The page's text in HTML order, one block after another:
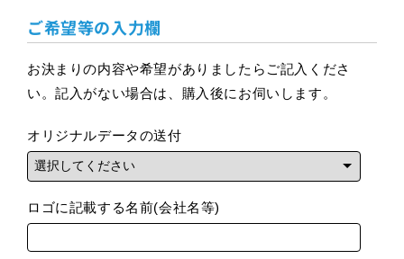
価
格
ご希望等の入力欄
お決まりの内容や希望がありましたらご記入くださ
い。記入がない場合は、購入後にお伺いします。
オリジナルデータの送付
ロゴに記載する名前(会社名等)